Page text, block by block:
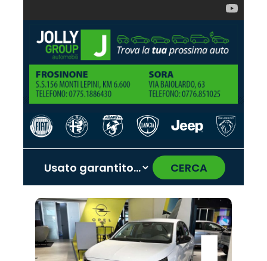
CERCA
Promo
Opel
Promo
Alfa
Romeo
Promo
Peugeot
Promo
Land
Rover
Promo
Cupra
Promo
Citroën
Promo
Jaecoo
Promo
Fiat
Promo
Omoda
Promo
Abarth
Promo
Hyundai
Promo
Jeep
Promo
Seat
Promo
Lancia
Promo
Mazda
‹ ›